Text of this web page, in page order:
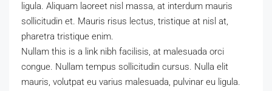
ligula. Aliquam laoreet nisl massa, at interdum mauris
sollicitudin et. Mauris risus lectus, tristique at nisl at,
pharetra tristique enim.
Nullam this is a link nibh facilisis, at malesuada orci
congue. Nullam tempus sollicitudin cursus. Nulla elit
mauris, volutpat eu varius malesuada, pulvinar eu ligula.